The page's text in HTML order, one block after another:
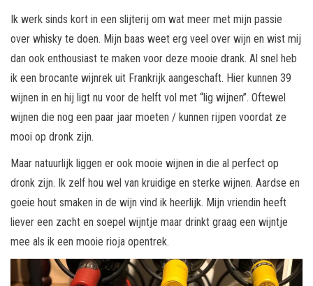
Ik werk sinds kort in een slijterij om wat meer met mijn passie
over whisky te doen. Mijn baas weet erg veel over wijn en wist mij
dan ook enthousiast te maken voor deze mooie drank. Al snel heb
ik een brocante wijnrek uit Frankrijk aangeschaft. Hier kunnen 39
wijnen in en hij ligt nu voor de helft vol met “lig wijnen”. Oftewel
wijnen die nog een paar jaar moeten / kunnen rijpen voordat ze
mooi op dronk zijn.
Maar natuurlijk liggen er ook mooie wijnen in die al perfect op
dronk zijn. Ik zelf hou wel van kruidige en sterke wijnen. Aardse en
goeie hout smaken in de wijn vind ik heerlijk. Mijn vriendin heeft
liever een zacht en soepel wijntje maar drinkt graag een wijntje
mee als ik een mooie rioja opentrek.